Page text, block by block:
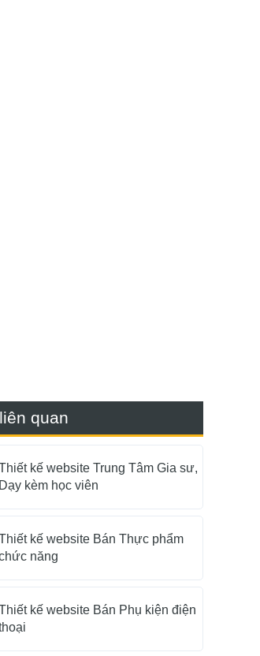
quan
kế website Trung Tâm Gia sư,
Dạy kèm học viên
kế website Bán Thực phẩm
năng
kế website Bán Phụ kiện điện